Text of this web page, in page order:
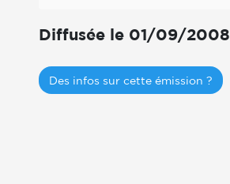
Diffusée le 01/09/2008
Des infos sur cette émission ?